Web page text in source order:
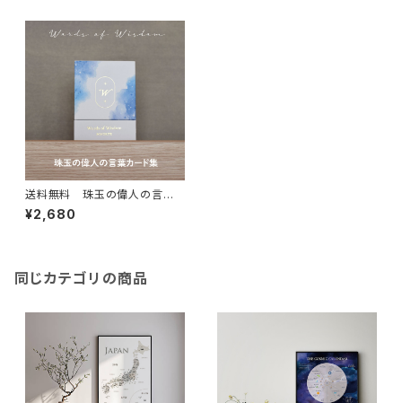
送料無料 珠玉の偉人の言葉
集 55枚 カード 自己啓発 ワー
ド インテリア 北欧 おしゃれ ソノ
¥2,680
同じカテゴリの商品